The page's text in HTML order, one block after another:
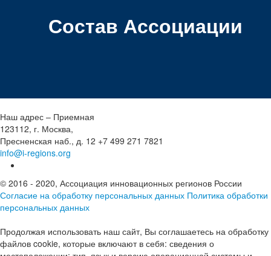
Состав Ассоциации
Наш адрес – Приемная
123112, г. Москва,
Пресненская наб., д. 12 +7 499 271 7821
info@i-regions.org
© 2016 - 2020, Ассоциация инновационных регионов России
Согласие на обработку персональных данных Политика обработки
персональных данных
Продолжая использовать наш сайт, Вы соглашаетесь на обработку
файлов cookie, которые включают в себя: сведения о